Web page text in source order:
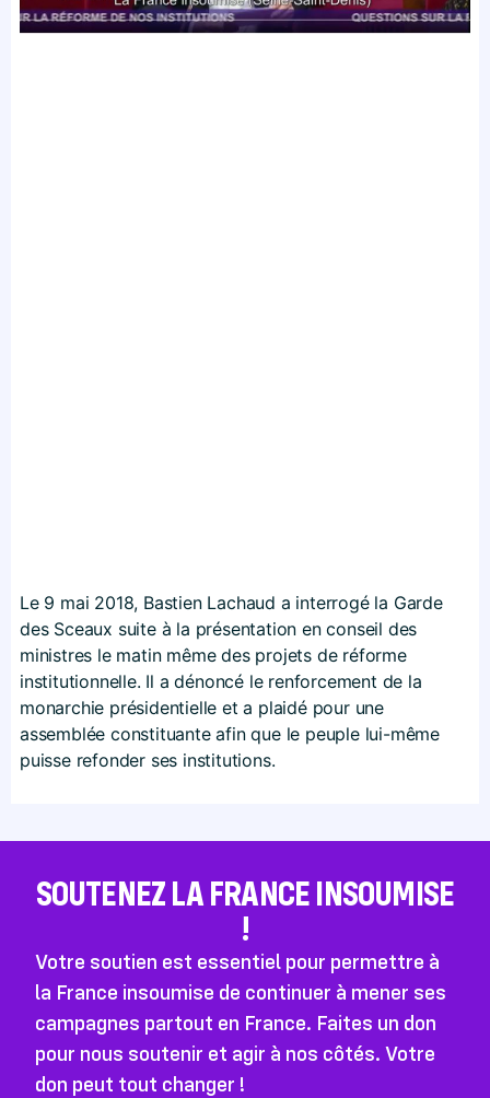
Le 9 mai 2018, Bastien Lachaud a interrogé la Garde
des Sceaux suite à la présentation en conseil des
ministres le matin même des projets de réforme
institutionnelle. Il a dénoncé le renforcement de la
monarchie présidentielle et a plaidé pour une
assemblée constituante afin que le peuple lui-même
puisse refonder ses institutions.
SOUTENEZ LA FRANCE INSOUMISE
!
Votre soutien est essentiel pour permettre à
la France insoumise de continuer à mener ses
campagnes partout en France. Faites un don
pour nous soutenir et agir à nos côtés. Votre
don peut tout changer !